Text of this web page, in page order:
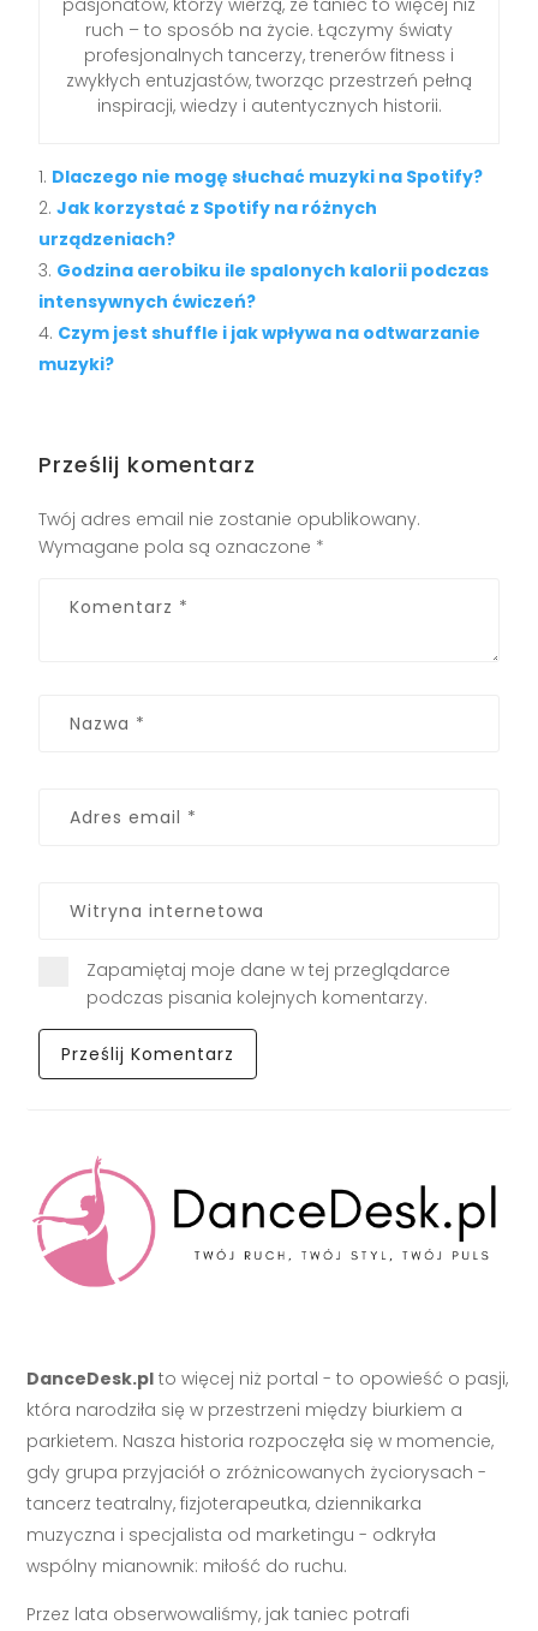
ruch – to sposób na życie. Łączymy światy
profesjonalnych tancerzy, trenerów fitness i
zwykłych entuzjastów, tworząc przestrzeń pełną
inspiracji, wiedzy i autentycznych historii.
Dlaczego nie mogę słuchać muzyki na Spotify?
Jak korzystać z Spotify na różnych
urządzeniach?
Godzina aerobiku ile spalonych kalorii podczas
intensywnych ćwiczeń?
Czym jest shuffle i jak wpływa na odtwarzanie
muzyki?
Prześlij komentarz
Twój adres email nie zostanie opublikowany.
Wymagane pola są oznaczone *
Zapamiętaj moje dane w tej przeglądarce
podczas pisania kolejnych komentarzy.
DanceDesk.pl to więcej niż portal - to opowieść o pasji,
która narodziła się w przestrzeni między biurkiem a
parkietem. Nasza historia rozpoczęła się w momencie,
gdy grupa przyjaciół o zróżnicowanych życiorysach -
tancerz teatralny, fizjoterapeutka, dziennikarka
muzyczna i specjalista od marketingu - odkryła
wspólny mianownik: miłość do ruchu.
Przez lata obserwowaliśmy, jak taniec potrafi